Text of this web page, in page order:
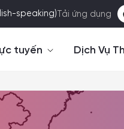
speaking) Tải ứng dụng
tuyến Dịch Vụ